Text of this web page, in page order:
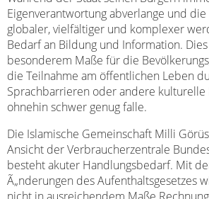
Eigenverantwortung abverlange und
globaler, vielfältiger und komplexer
Bedarf an Bildung und Information.
besonderem Maße für die
die Teilnahme am öffentlichen Leben
Sprachbarrieren oder andere
ohnehin schwer genug falle.
Die Islamische Gemeinschaft Milli
Ansicht der Verbraucherzentrale
besteht akuter Handlungsbedarf. Mit
Ã„nderungen des Aufenthaltsgesetzes